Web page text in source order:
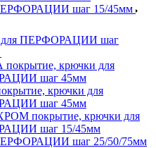
шаг 15/45мм
для ПЕРФОРАЦИИ шаг
крючки для
шаг 45мм
крючки для
шаг 45мм
покрытие, крючки для
шаг 15/45мм
шаг 25/50/75мм